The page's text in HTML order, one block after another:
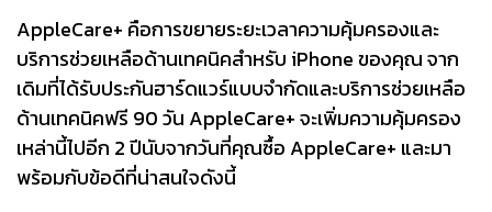
AppleCare+ คือการขยายระยะเวลาความคุ้มครองและ
บริการช่วยเหลือด้านเทคนิคสำหรับ iPhone ของคุณ จาก
เดิมที่ได้รับประกันฮาร์ดแวร์แบบจำกัดและบริการช่วยเหลือ
ด้านเทคนิคฟรี 90 วัน AppleCare+ จะเพิ่มความคุ้มครอง
เหล่านี้ไปอีก 2 ปีนับจากวันที่คุณซื้อ AppleCare+ และมา
พร้อมกับข้อดีที่น่าสนใจดังนี้